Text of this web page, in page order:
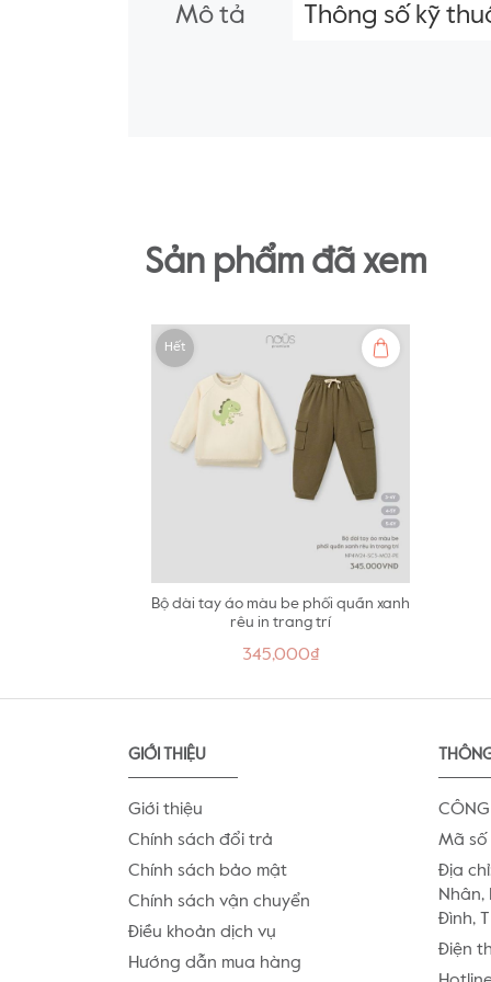
Mô tả Thông số kỹ
Sản phẩm đã xem
Hết
Bộ dài tay áo màu be phối quần xanh
rêu in trang trí
345,000₫
GIỚI THIỆU
Giới thiệu
Chính sách đổi trả
Chính sách bảo mật
Chính sách vận chuyển
Điều khoản dịch vụ
Hướng dẫn mua hàng
Mã số
Địa
Nhân,
Đình,
Điện